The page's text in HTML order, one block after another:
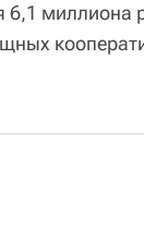
миллиона